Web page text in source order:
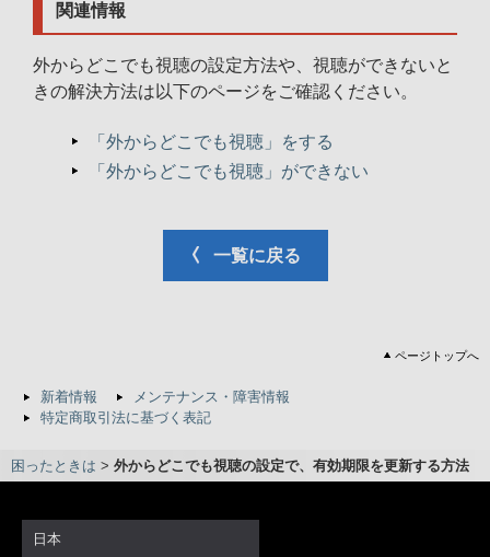
関連情報
外からどこでも視聴の設定方法や、視聴ができないと
きの解決方法は以下のページをご確認ください。
「外からどこでも視聴」をする
「外からどこでも視聴」ができない
一覧に戻る
ページトップへ
新着情報
メンテナンス・障害情報
特定商取引法に基づく表記
困ったときは > 外からどこでも視聴の設定で、有効期限を更新する方法
日本